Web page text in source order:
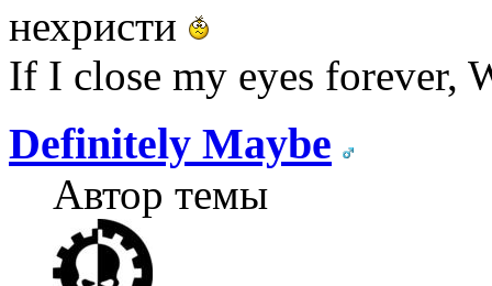
нехристи
If I close my eyes forever,
Definitely Maybe
Автор темы